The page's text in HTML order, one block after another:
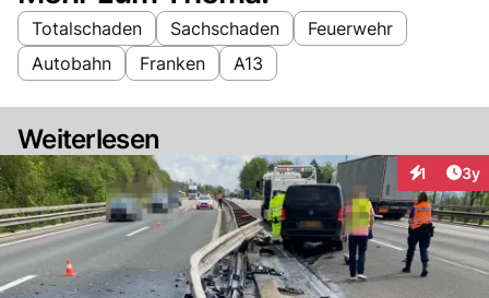
Totalschaden Sachschaden
Feuerwehr
Autobahn
Franken A13
Weiterlesen
1 3y